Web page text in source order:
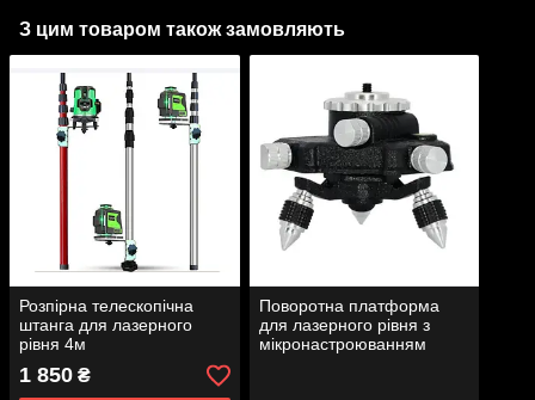
З цим товаром також замовляють
Розпірна телескопічна
штанга для лазерного
рівня 4м
1 850 ₴
Поворотна платформа
для лазерного рівня з
мікронастроюванням